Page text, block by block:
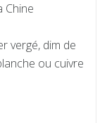
Chine
vergé, dim de
ou cuivre